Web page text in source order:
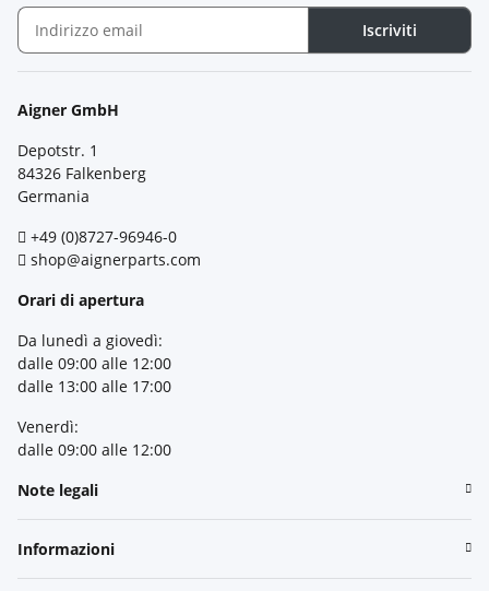
Iscriviti
Aigner GmbH
Depotstr. 1
84326 Falkenberg
Germania
+49 (0)8727-96946-0
shop@aignerparts.com
Orari di apertura
Da lunedì a giovedì:
dalle 09:00 alle 12:00
dalle 13:00 alle 17:00
Venerdì:
dalle 09:00 alle 12:00
Note legali
Informazioni